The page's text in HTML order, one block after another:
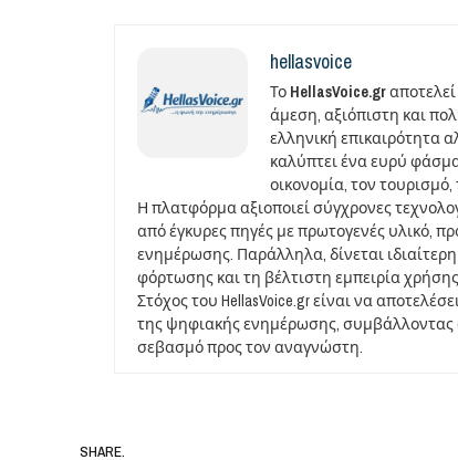
hellasvoice
Το HellasVoice.gr
άμεση, αξιόπιστη και
ελληνική επικαιρότητα
καλύπτει ένα ευρύ
οικονομία, τον
Η πλατφόρμα αξιοποιεί σύγχρονες
από έγκυρες πηγές με πρωτογενές υλικό,
ενημέρωσης. Παράλληλα, δίνεται
φόρτωσης και τη βέλτιστη εμπειρία
Στόχος του HellasVoice.gr είναι να
της ψηφιακής ενημέρωσης, συμβάλλοντας
σεβασμό προς τον αναγνώστη.
SHARE.